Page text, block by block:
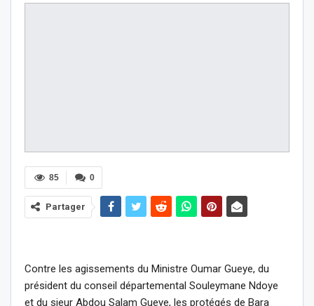
0
85
Partager
Contre les agissements du Ministre Oumar Gueye, du
président du conseil départemental Souleymane Ndoye
et du sieur Abdou Salam Gueye, les protégés de Bara